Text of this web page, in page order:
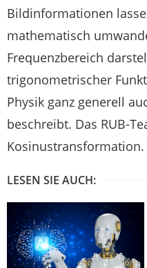
Bildinformationen
mathematisch
Frequenzbereich
trigonometrischer
Physik ganz generell
beschreibt. Das RUB-
Kosinustransformation.
LESEN SIE AUCH: